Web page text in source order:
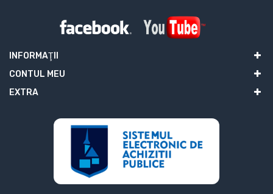
INFORMAŢII
CONTUL MEU
EXTRA